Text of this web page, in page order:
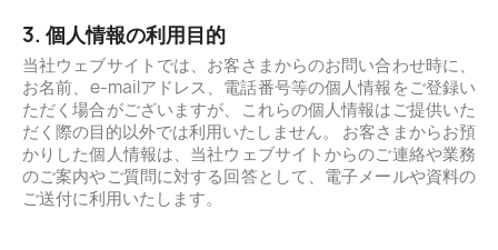
3. 個人情報の利用目的
当社ウェブサイトでは、お客さまからのお問い合わせ時に、
お名前、e-mailアドレス、電話番号等の個人情報をご登録い
ただく場合がございますが、これらの個人情報はご提供いた
だく際の目的以外では利用いたしません。 お客さまからお預
かりした個人情報は、当社ウェブサイトからのご連絡や業務
のご案内やご質問に対する回答として、電子メールや資料の
ご送付に利用いたします。